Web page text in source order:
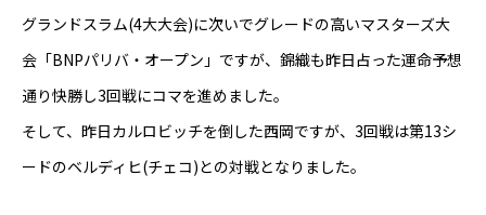
ブログ
芸能界
グランドスラム(4大大会)に次いでグレードの高いマスターズ大
会「BNPパリバ・オープン」ですが、錦織も昨日占った運命予想
通り快勝し3回戦にコマを進めました。
そして、昨日カルロビッチを倒した西岡ですが、3回戦は第13シ
ードのベルディヒ(チェコ)との対戦となりました。